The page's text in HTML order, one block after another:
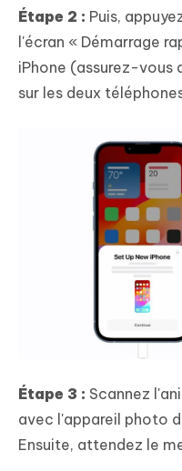
Étape 2 : Puis,
l'écran « Démarrage
iPhone (assurez-vous
sur les deux
Étape 3 : Scannez
avec l'appareil photo
Ensuite, attendez le